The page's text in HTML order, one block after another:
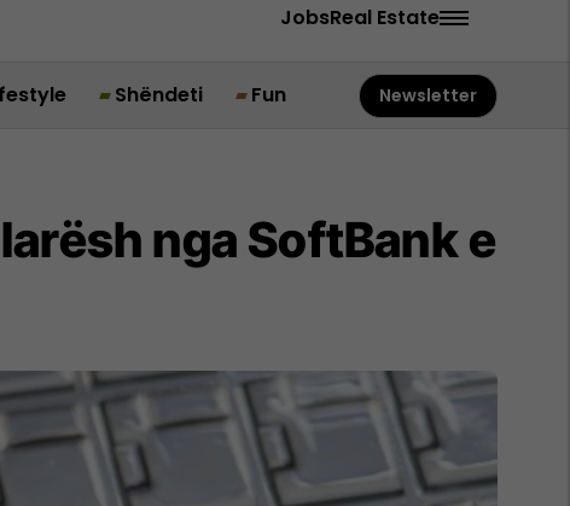
JobsReal Estate
Shëndeti Fun Newsletter
nga SoftBank e